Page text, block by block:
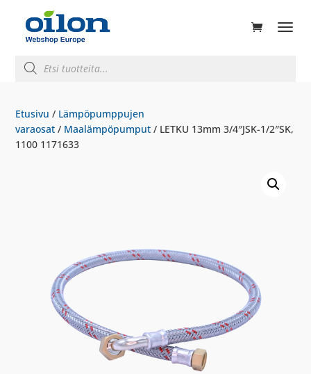
search
Etusivu / Lämpöpumppujen
varaosat / Maalämpöpumput / LETKU 13mm 3/4″JSK-1/2″SK,
1100 1171633